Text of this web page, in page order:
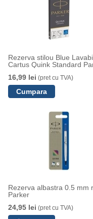
Rezerva stilou Blue
Cartus Quink Standard
16,99 lei (pret cu TVA)
Rezerva albastra 0.5 mm
Parker
24,95 lei (pret cu TVA)